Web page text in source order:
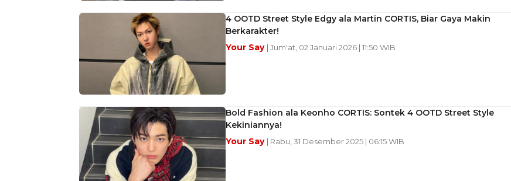
4 OOTD Street Style Edgy ala Martin CORTIS, Biar Gaya Makin
Berkarakter!
Your Say | Jum'at, 02 Januari 2026 | 11:50 WIB
Bold Fashion ala Keonho CORTIS: Sontek 4 OOTD Street Style
Kekiniannya!
Your Say | Rabu, 31 Desember 2025 | 06:15 WIB